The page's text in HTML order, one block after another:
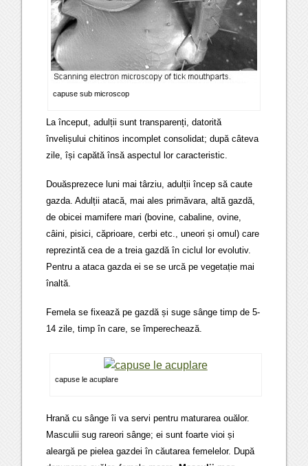
capuse sub microscop
La început, adulții sunt transparenți, datorită
învelișului chitinos incomplet consolidat; după câteva
zile, își capătă însă aspectul lor caracteristic.
Douăsprezece luni mai târziu, adulții încep să caute
gazda. Adulții atacă, mai ales primăvara, altă gazdă,
de obicei mamifere mari (bovine, cabaline, ovine,
câini, pisici, căprioare, cerbi etc., uneori și omul) care
reprezintă cea de a treia gazdă în ciclul lor evolutiv.
Pentru a ataca gazda ei se se urcă pe vegetație mai
înaltă.
Femela se fixează pe gazdă și suge sânge timp de 5-
14 zile, timp în care, se împerechează.
capuse le acuplare
Hrană cu sânge îi va servi pentru maturarea ouălor.
Masculii sug rareori sânge; ei sunt foarte vioi și
aleargă pe pielea gazdei în căutarea femelelor. După